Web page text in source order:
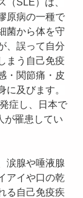
（SLE）は、
原病の一種で
菌から体を守
、誤って自分
まう自己免疫
・関節痛・皮
に及びます。
症し、日本で
が罹患してい
涙腺や唾液腺
アイや口の乾
る自己免疫疾